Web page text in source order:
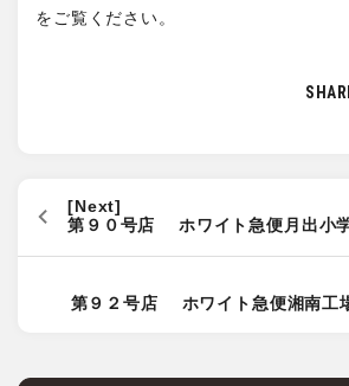
をご覧ください。
第９０号店 ホワイト急便月出小学
第９２号店 ホワイト急便湘南工